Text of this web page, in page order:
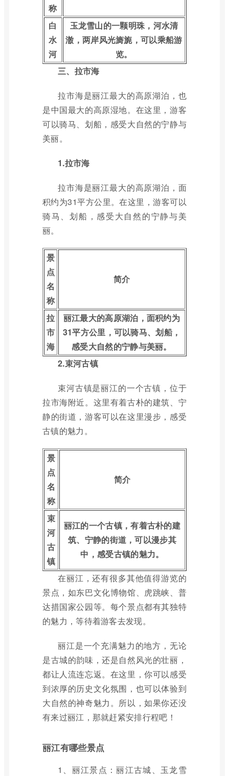
称
白
水
河
玉龙雪山的一颗明珠，河水清
澈，两岸风光旖旎，可以乘船游
览。
三、拉市海
拉市海是丽江最大的高原湖泊，也
是中国最大的高原湿地。在这里，游客
可以骑马、划船，感受大自然的宁静与
美丽。
1.拉市海
拉市海是丽江最大的高原湖泊，面
积约为31平方公里。在这里，游客可以
骑马、划船，感受大自然的宁静与美
丽。
景
点
名
称
简介
拉
市
海
丽江最大的高原湖泊，面积约为
31平方公里，可以骑马、划船，
感受大自然的宁静与美丽。
2.束河古镇
束河古镇是丽江的一个古镇，位于
拉市海附近。这里有着古朴的建筑、宁
静的街道，游客可以在这里漫步，感受
古镇的魅力。
景
点
名
称
简介
束
河
古
镇
丽江的一个古镇，有着古朴的建
筑、宁静的街道，可以漫步其
中，感受古镇的魅力。
在丽江，还有很多其他值得游览的
景点，如东巴文化博物馆、虎跳峡、普
达措国家公园等。每个景点都有其独特
的魅力，等待着游客去发现。
丽江是一个充满魅力的地方，无论
是古城的韵味，还是自然风光的壮丽，
都让人流连忘返。在这里，你可以感受
到浓厚的历史文化氛围，也可以体验到
大自然的神奇魅力。所以，如果你还没
有来过丽江，那就赶紧安排行程吧！
丽江有哪些景点
1、丽江景点：丽江古城、玉龙雪